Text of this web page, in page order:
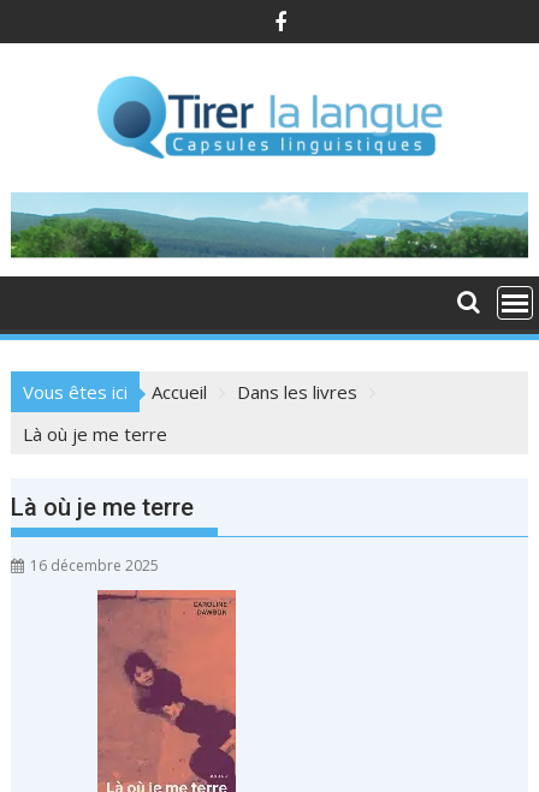
k
t
n
Vous êtes ici
Accueil
Dans les livres
Là où je me terre
Là où je me terre
16 décembre 2025